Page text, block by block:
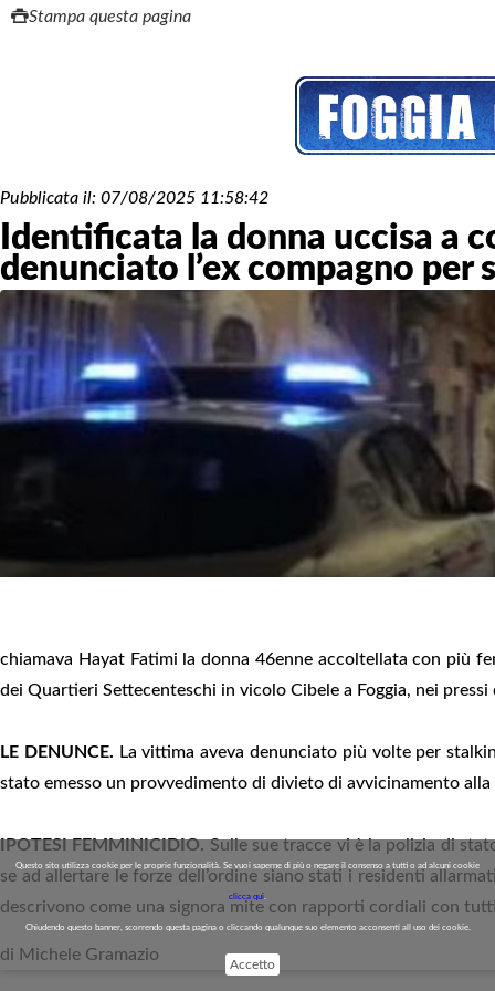
Questo sito utilizza cookie per le proprie funzionalità. Se vuoi saperne di più o negare il consenso a tutti o ad alcuni cookie
clicca qui.
Chiudendo questo banner, scorrendo questa pagina o cliccando qualunque suo elemento acconsenti all uso dei cookie.
Accetto
Stampa questa pagina
Pubblicata il: 07/08/2025 11:58:42
Identificata la donna uccisa a
denunciato l’ex compagno per
chiamava Hayat Fatimi la donna 46enne accoltellata con più
dei Quartieri Settecenteschi in vicolo Cibele a Foggia, nei pressi
LE DENUNCE. La vittima aveva denunciato più volte per
stato emesso un provvedimento di divieto di avvicinamento
IPOTESI FEMMINICIDIO.Sulle sue tracce vi è la polizia di
se ad allertare le forze dell’ordine siano stati i residenti
descrivono come una signora mite con rapporti cordiali con
di Michele Gramazio